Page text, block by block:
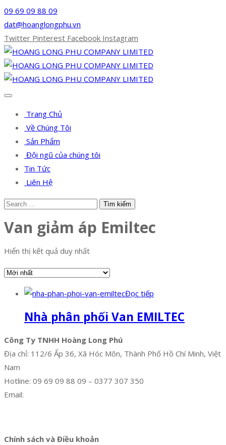
09 69 09 88 09
dat@hoanglongphu.vn
Twitter Pinterest Facebook Instagram
Trang Chủ
Về Chúng Tôi
Sản Phẩm
Đội ngũ của chúng tôi
Tin Tức
Liên Hệ
Van giảm áp Emiltec
Hiển thị kết quả duy nhất
Đọc tiếp
Nhà phân phối Van EMILTEC
Công Ty TNHH Hoàng Long Phú
Địa chỉ: 112/6 Ấp 36, Xã Hóc Môn, Thành Phố Hồ Chí Minh, Việt
Nam
Hotline: 09 69 09 88 09 – 0377 307 350
Email:
Chính sách và Điều khoản